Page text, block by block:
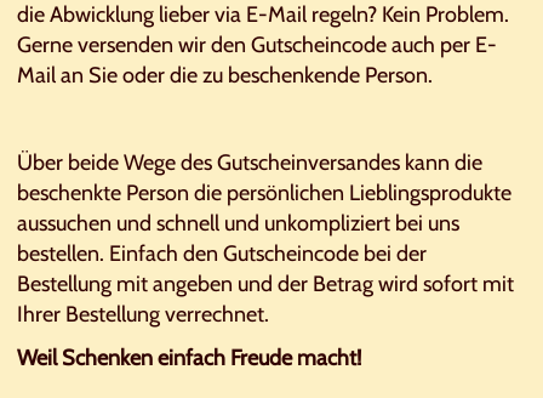
die Abwicklung lieber via E-Mail regeln? Kein Problem.
Gerne versenden wir den Gutscheincode auch per E-
Mail an Sie oder die zu beschenkende Person.
Über beide Wege des Gutscheinversandes kann die
beschenkte Person die persönlichen Lieblingsprodukte
aussuchen und schnell und unkompliziert bei uns
bestellen. Einfach den Gutscheincode bei der
Bestellung mit angeben und der Betrag wird sofort mit
Ihrer Bestellung verrechnet.
Weil Schenken einfach Freude macht!